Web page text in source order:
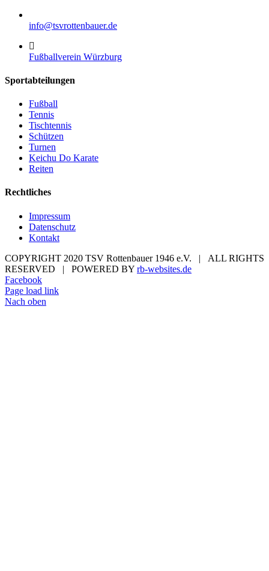
info@tsvrottenbauer.de
Fußballverein Würzburg
Sportabteilungen
Fußball
Tennis
Tischtennis
Schützen
Turnen
Keichu Do Karate
Reiten
Rechtliches
Impressum
Datenschutz
Kontakt
COPYRIGHT 2020 TSV Rottenbauer 1946 e.V. | ALL RIGHTS
RESERVED | POWERED BY rb-websites.de
Facebook
Page load link
Nach oben